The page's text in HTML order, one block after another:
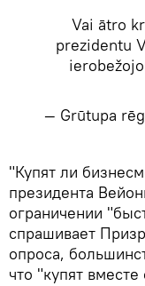
Vai ātro
prezidentu
— Grūtupa
​"Купят ли
президента
ограничении
спрашивает
опроса,
что "купят